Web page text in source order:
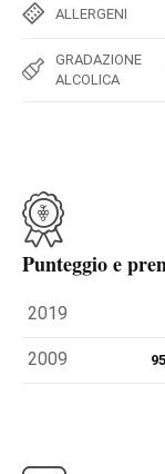
ALLERGENI
GRADAZIONE
ALCOLICA
Punteggio e
2019
2009